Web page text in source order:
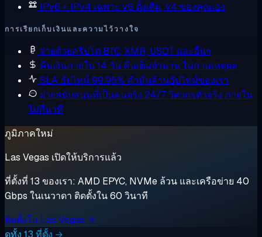
IPv6 + IPv4 เฉพาะ v6 ดั้งเดิม, v4 ของคุณเอง
การเรียกเก็บเงินและความไว้วางใจ
จ่ายด้วยคริปโต BTC, XMR, USDT และอื่นๆ
คืนเงินภายใน 14 วัน คืนเต็มจำนวน ไม่ถามเหตุผล
SLA อัปไทม์ 99.95% คำมั่นด้านอัปไทม์ของเรา
ฝ่ายสนับสนุนที่เป็นคนจริง 24/7วิศวกรตัวจริง ภายใน
ไม่กี่นาที
ภูมิภาคใหม่
Las Vegas เปิดให้บริการแล้ว
ที่ตั้งที่ 13 ของเรา: AMD EPYC, NVMe ล้วน และเครือข่าย 40
Gbps ในเนวาดา ติดตั้งใน 60 วินาที
ติดตั้งใน Las Vegas →
ดูทั้ง 13 ที่ตั้ง →